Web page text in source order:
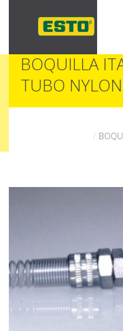
BOQUILLA
TUBO NYLON